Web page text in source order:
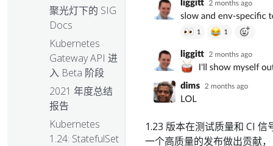
聚光灯下的 SIG
Docs
Kubernetes
Gateway API 进
入 Beta 阶段
2021 年度总结
报告
Kubernetes
1.24: StatefulSet
1.23 版本在测试质量和 CI
一个高质量的发布做出贡献